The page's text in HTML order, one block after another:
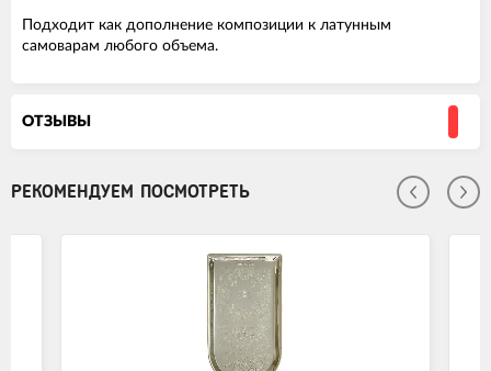
Подходит как дополнение композиции к латунным
самоварам любого объема.
ОТЗЫВЫ
РЕКОМЕНДУЕМ ПОСМОТРЕТЬ